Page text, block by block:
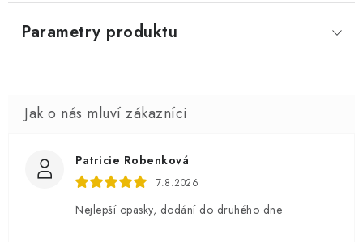
Parametry produktu
Patricie Robenková
7.8.2026
Nejlepší opasky, dodání do druhého dne